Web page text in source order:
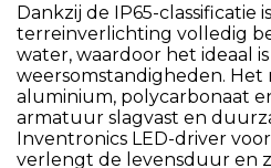
Dankzij de IP65-classificatie
terreinverlichting volledig
water, waardoor het ideaal
weersomstandigheden.
aluminium, polycarbonaat
armatuur slagvast en
Inventronics LED-driver
verlengt de levensduur en